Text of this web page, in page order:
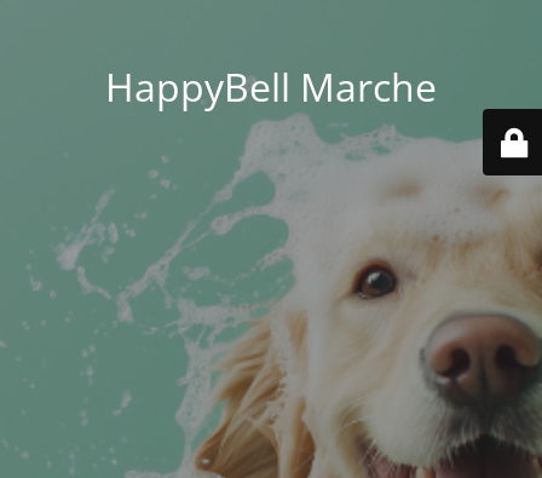
HappyBell Marche